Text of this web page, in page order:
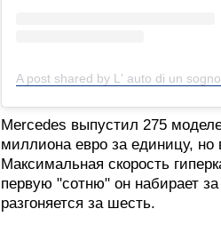
Mercedes выпустил 275
миллиона евро за единицу,
Максимальная скорость
первую "сотню" он набирает
разгоняется за шесть.